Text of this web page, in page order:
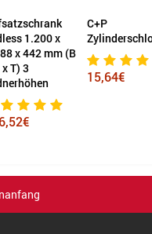
1.200 x
x 442 mm (B
T) 3
C+P
15,64€